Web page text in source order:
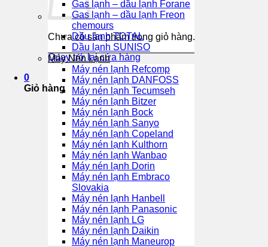
Chưa có sản phẩm trong giỏ hàng.
Quay trở lại cửa hàng
0
Giỏ hàng
Gas lạnh – dầu lạnh Forane
Gas lạnh – dầu lạnh Freon
chemours
Dầu lạnh TOTAL
Dầu lạnh SUNISO
Máy Nén Lạnh
Máy nén lạnh Refcomp
Máy nén lạnh DANFOSS
Máy nén lạnh Tecumseh
Máy nén lạnh Bitzer
Máy nén lạnh Bock
Máy nén lạnh Sanyo
Máy nén lạnh Copeland
Máy nén lạnh Kulthorn
Máy nén lạnh Wanbao
Máy nén lạnh Dorin
Máy nén lạnh Embraco
Slovakia
Máy nén lạnh Hanbell
Máy nén lạnh Panasonic
Máy nén lạnh LG
Máy nén lạnh Daikin
Máy nén lạnh Maneurop